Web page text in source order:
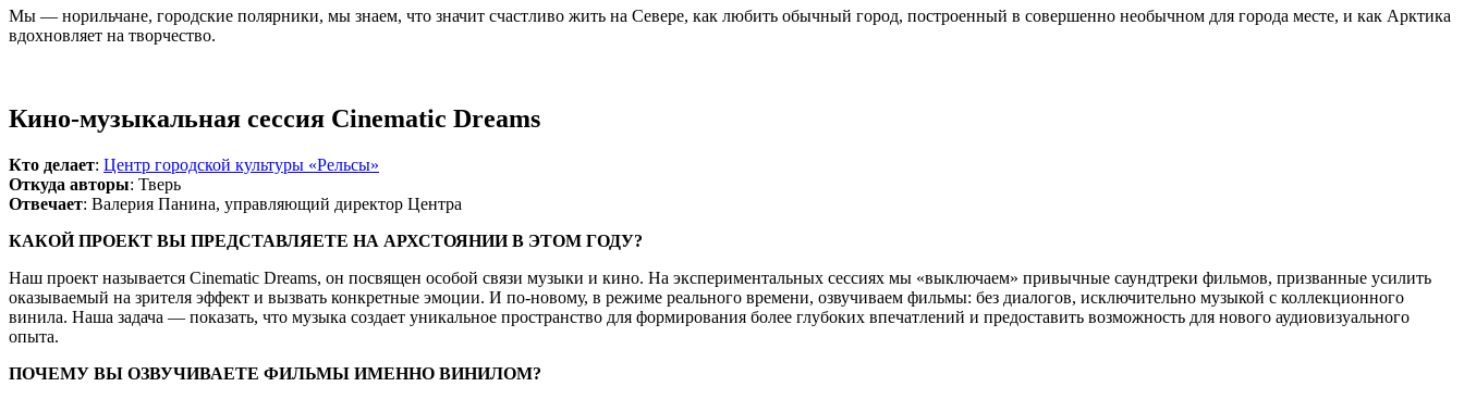
Мы — норильчане, городские полярники, мы знаем, что значит счастливо жить на Севере, как любить обычный город, построенный в совершенно необычном для города месте, и как Арктика
вдохновляет на творчество.
Кино-музыкальная сессия Cinematic Dreams
Кто делает: Центр городской культуры «Рельсы»
Откуда авторы: Тверь
Отвечает: Валерия Панина, управляющий директор Центра
КАКОЙ ПРОЕКТ ВЫ ПРЕДСТАВЛЯЕТЕ НА АРХСТОЯНИИ В ЭТОМ ГОДУ?
Наш проект называется Cinematic Dreams, он посвящен особой связи музыки и кино. На экспериментальных сессиях мы «выключаем» привычные саундтреки фильмов, призванные усилить
оказываемый на зрителя эффект и вызвать конкретные эмоции. И по-новому, в режиме реального времени, озвучиваем фильмы: без диалогов, исключительно музыкой с коллекционного
винила. Наша задача — показать, что музыка создает уникальное пространство для формирования более глубоких впечатлений и предоставить возможность для нового аудиовизуального
опыта.
ПОЧЕМУ ВЫ ОЗВУЧИВАЕТЕ ФИЛЬМЫ ИМЕННО ВИНИЛОМ?